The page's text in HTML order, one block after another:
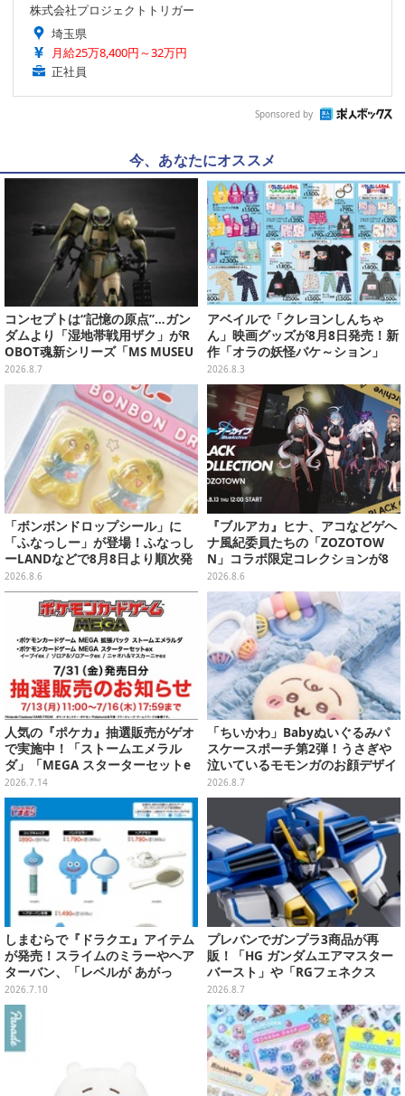
株式会社プロジェクトトリガー
埼玉県
月給25万8,400円～32万円
正社員
Sponsored by
今、あなたにオススメ
コンセプトは“記憶の原点”…ガン
ダムより「湿地帯戦用ザク」がR
OBOT魂新シリーズ「MS MUSEU
M」で商品化！博物館イメージの
ベースも注目
2026.8.7
アベイルで「クレヨンしんちゃ
ん」映画グッズが8月8日発売！新
作「オラの妖怪バケ～ション」
や、「ヘンダーランド」「暗黒タ
マタマ」などをフィーチャー
2026.8.3
「ボンボンドロップシール」に
「ふなっしー」が登場！ふなっし
ーLANDなどで8月8日より順次発
売
2026.8.6
『ブルアカ』ヒナ、アコなどゲヘ
ナ風紀委員たちの「ZOZOTOW
N」コラボ限定コレクションが8
月13日より販売開始
2026.8.6
人気の『ポケカ』抽選販売がゲオ
で実施中！「ストームエメラル
ダ」「MEGA スターターセットe
x」各種の全4商品
2026.7.14
「ちいかわ」Babyぬいぐるみパ
スケースポーチ第2弾！うさぎや
泣いているモモンガのお顔デザイ
ン全4種が8月下旬プライズ展開
2026.8.7
しまむらで『ドラクエ』アイテム
が発売！スライムのミラーやヘア
ターバン、「レベルが あがっ
た！」アクセサリーなど
2026.7.10
プレバンでガンプラ3商品が再
販！「HG ガンダムエアマスター
バースト」や「RGフェネクス
（ナラティブVer.）」も
2026.8.7